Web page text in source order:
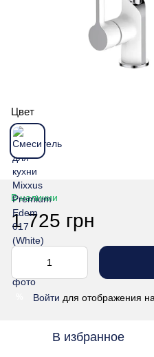
Цвет
В наличии
1 725 грн
Войти для отображения
В избранное